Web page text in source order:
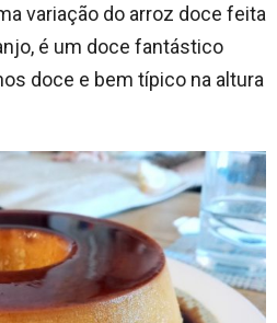
variação do arroz doce feita
é um doce fantástico
doce e bem típico na altura